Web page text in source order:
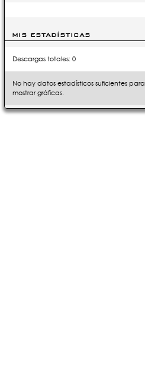
MIS ESTADÍSTICAS
Descargas totales: 0
No hay datos estadísticos suficientes para
mostrar gráficas.